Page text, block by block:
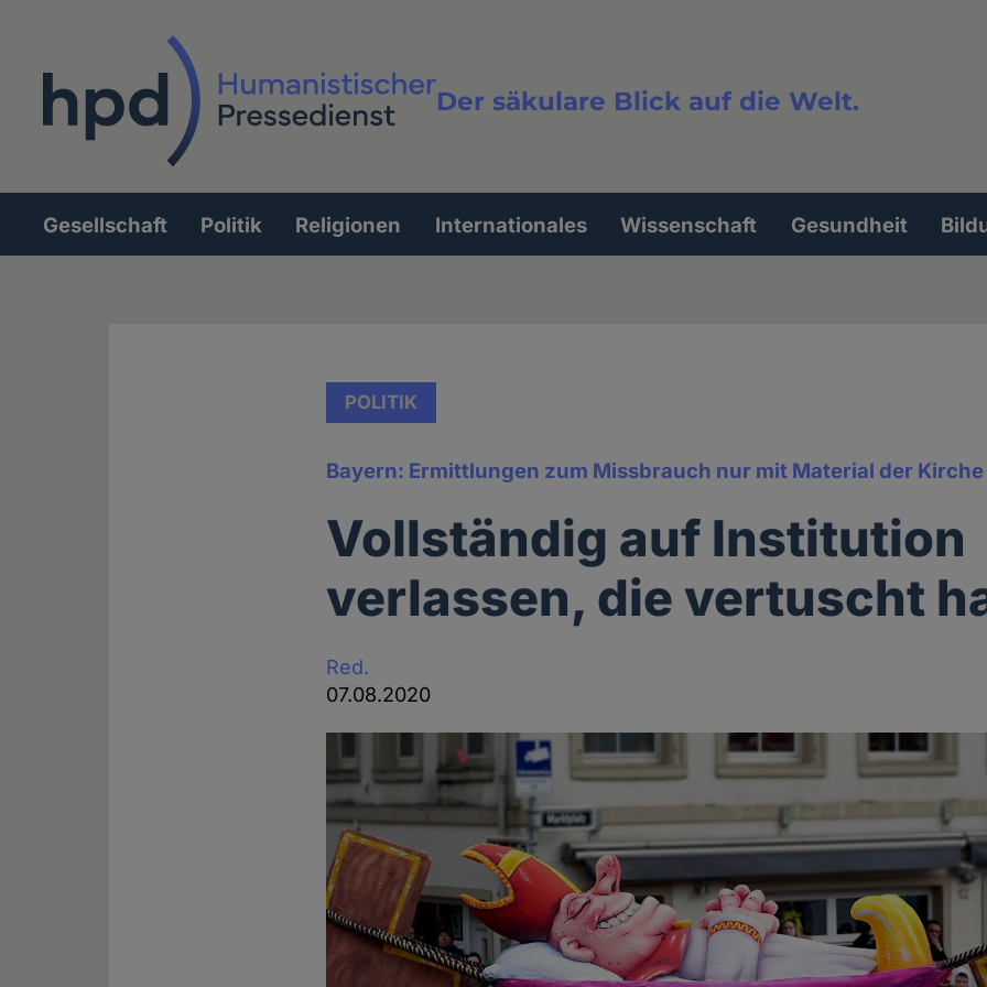
Der säkulare Blick auf die Welt.
Volltextsuche
Hauptnavigation
Gesellschaft Politik Religionen Internationales Wissenschaft Gesundheit
POLITIK
Bayern: Ermittlungen zum Missbrauch nur mit Material der Kirche
Vollständig auf Institution
verlassen, die vertuscht
Red.
07.08.2020